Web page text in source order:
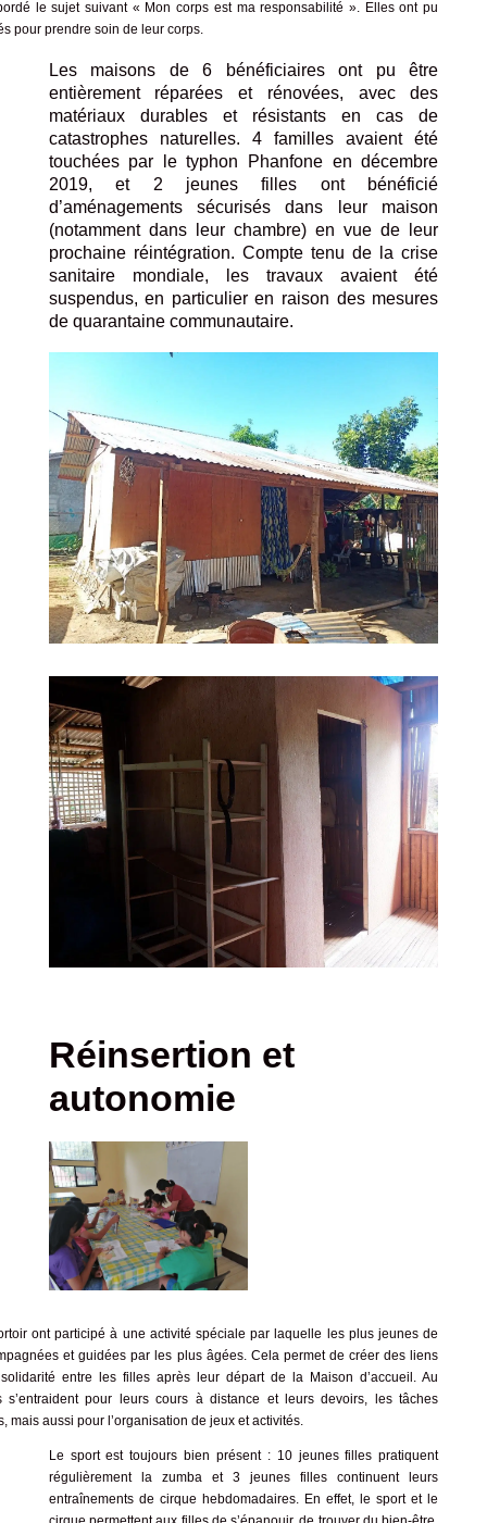
le sujet suivant « Mon corps est ma responsabilité ». Elles ont pu
pour prendre soin de leur corps.
Les maisons de 6 bénéficiaires ont pu être
entièrement réparées et rénovées, avec des
matériaux durables et résistants en cas de
catastrophes naturelles. 4 familles avaient été
touchées par le typhon Phanfone en décembre
2019, et 2 jeunes filles ont bénéficié
d’aménagements sécurisés dans leur maison
(notamment dans leur chambre) en vue de leur
prochaine réintégration. Compte tenu de la crise
sanitaire mondiale, les travaux avaient été
suspendus, en particulier en raison des mesures
de quarantaine communautaire.
Réinsertion et
autonomie
ont participé à une activité spéciale par laquelle les plus jeunes de
et guidées par les plus âgées. Cela permet de créer des liens
entre les filles après leur départ de la Maison d’accueil. Au
s’entraident pour leurs cours à distance et leurs devoirs, les tâches
mais aussi pour l’organisation de jeux et activités.
Le sport est toujours bien présent : 10 jeunes filles pratiquent
régulièrement la zumba et 3 jeunes filles continuent leurs
entraînements de cirque hebdomadaires. En effet, le sport et le